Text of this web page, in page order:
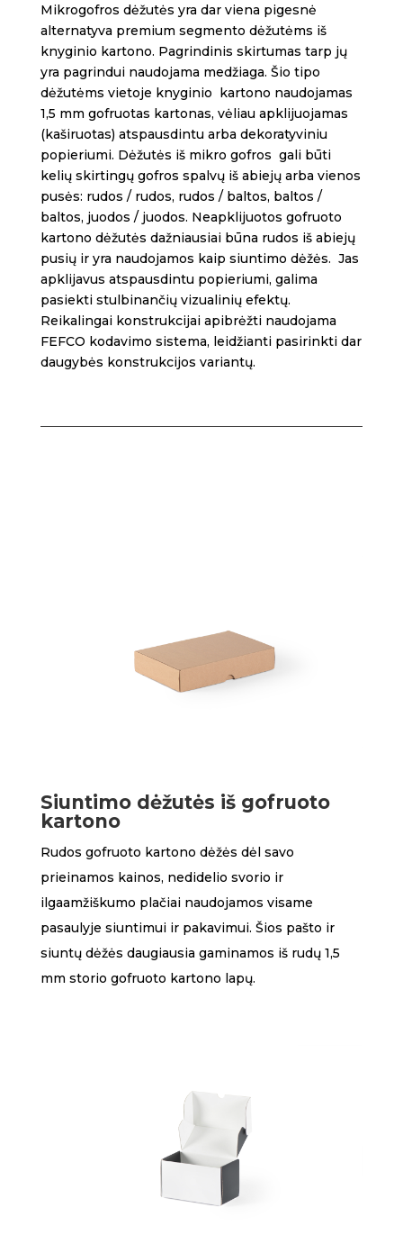
Mikrogofros dėžutės yra dar viena pigesnė
alternatyva premium segmento dėžutėms iš
knyginio kartono. Pagrindinis skirtumas tarp jų
yra pagrindui naudojama medžiaga. Šio tipo
dėžutėms vietoje knyginio kartono naudojamas
1,5 mm gofruotas kartonas, vėliau apklijuojamas
(kaširuotas) atspausdintu arba dekoratyviniu
popieriumi. Dėžutės iš mikro gofros gali būti
kelių skirtingų gofros spalvų iš abiejų arba vienos
pusės: rudos / rudos, rudos / baltos, baltos /
baltos, juodos / juodos. Neapklijuotos gofruoto
kartono dėžutės dažniausiai būna rudos iš abiejų
pusių ir yra naudojamos kaip siuntimo dėžės. Jas
apklijavus atspausdintu popieriumi, galima
pasiekti stulbinančių vizualinių efektų.
Reikalingai konstrukcijai apibrėžti naudojama
FEFCO kodavimo sistema, leidžianti pasirinkti dar
daugybės konstrukcijos variantų.
Siuntimo dėžutės iš gofruoto
kartono
Rudos gofruoto kartono dėžės dėl savo
prieinamos kainos, nedidelio svorio ir
ilgaamžiškumo plačiai naudojamos visame
pasaulyje siuntimui ir pakavimui. Šios pašto ir
siuntų dėžės daugiausia gaminamos iš rudų 1,5
mm storio gofruoto kartono lapų.